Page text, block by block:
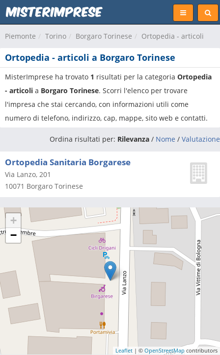
Piemonte Torino Borgaro Torinese Ortopedia - articoli
Ortopedia - articoli a Borgaro Torinese
MisterImprese ha trovato 1 risultati per la categoria Ortopedia
- articoli a Borgaro Torinese. Scorri l'elenco per trovare
l'impresa che stai cercando, con informazioni utili come
numero di telefono, indirizzo, cap, mappe, sito web e contatti.
Ordina risultati per: Rilevanza / Nome / Valutazione
Ortopedia Sanitaria Borgarese
Via Lanzo, 201
10071 Borgaro Torinese
+
−
Leaflet | © OpenStreetMap contributors